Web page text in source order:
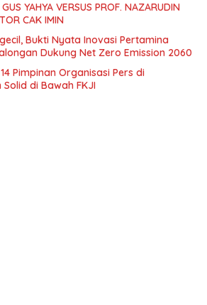
YAHYA VERSUS PROF. NAZARUDIN
CAK IMIN
Bukti Nyata Inovasi Pertamina
Dukung Net Zero Emission 2060
Pimpinan Organisasi Pers di
di Bawah FKJI